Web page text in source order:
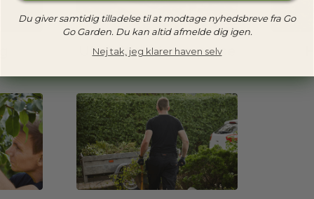
Ukrudtsbekæmpelse
Du giver samtidig tilladelse til at modtage nyhedsbreve fra Go
Go Garden. Du kan altid afmelde dig igen.
Nej tak, jeg klarer haven selv